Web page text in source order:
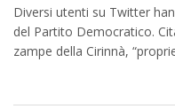
Diversi utenti su Twitter
del Partito Democratico.
zampe della Cirinnà,